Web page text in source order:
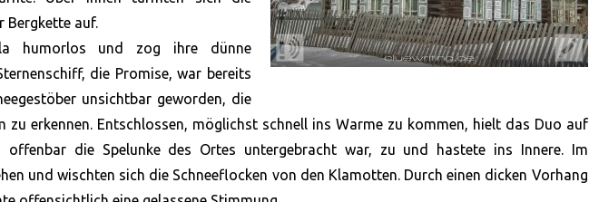
Bergkette auf.
humorlos und zog ihre dünne
die Promise, war bereits
unsichtbar geworden, die
zu erkennen. Entschlossen, möglichst schnell ins Warme zu kommen, hielt das Duo auf
die Spelunke des Ortes untergebracht war, zu und hastete ins Innere. Im
und wischten sich die Schneeflocken von den Klamotten. Durch einen dicken Vorhang